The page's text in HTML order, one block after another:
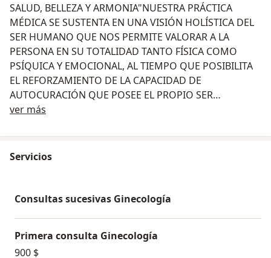
SALUD, BELLEZA Y ARMONIA"NUESTRA PRÁCTICA
MÉDICA SE SUSTENTA EN UNA VISIÓN HOLÍSTICA DEL
SER HUMANO QUE NOS PERMITE VALORAR A LA
PERSONA EN SU TOTALIDAD TANTO FÍSICA COMO
PSÍQUICA Y EMOCIONAL, AL TIEMPO QUE POSIBILITA
EL REFORZAMIENTO DE LA CAPACIDAD DE
AUTOCURACIÓN QUE POSEE EL PROPIO SER
HUMANO."
condiciones físicas en deportistas, mediante
diagnósticos y tratamientos de vanguardia,
internacional.VISIONAbordar a nuestros pacientes
integral en cuya fórmula " Salud, Belleza y Armonia"
son las claves para una vida plena.
ver más
Servicios
Consultas sucesivas Ginecología
Primera consulta Ginecología
900 $